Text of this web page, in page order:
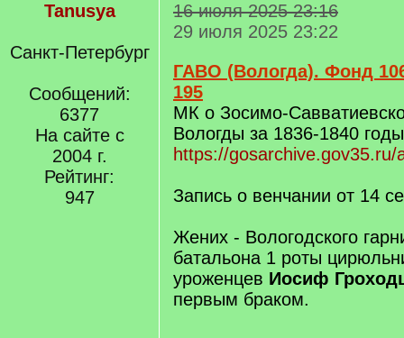
Tanusya
Санкт-Петербург
Сообщений:
6377
На сайте с
2004 г.
Рейтинг:
947
16 июля 2025 23:16
29 июля 2025 23:22
ГАВО (Вологда). Фонд
195
МК о Зосимо-
Вологды за 1836-1840 годы
https://
Запись о венчании от 14
Жених - Вологодского
батальона 1 роты
уроженцев Иосиф
первым браком.